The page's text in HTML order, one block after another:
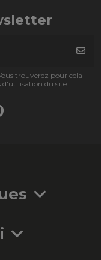
trouverez pour cela
d'utilisation du site.